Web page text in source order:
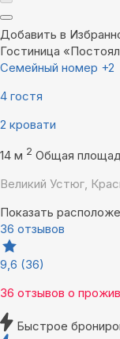
Добавить в
Гостиница
Семейный номер +2
4 гостя
2 кровати
14 м 2 Общая
Великий Устюг,
Показать
36 отзывов
9,6 (36)
36 отзывов о
Быстрое